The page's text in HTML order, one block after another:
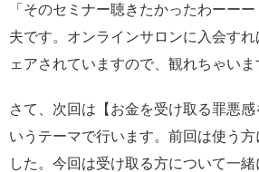
「そのセミナー聴きたかったわーー
夫です。オンラインサロンに入会す
ェアされていますので、観れちゃいま
さて、次回は【お金を受け取る罪悪
いうテーマで行います。前回は使う方
した。今回は受け取る方について一緒